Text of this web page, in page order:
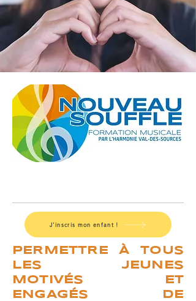
J'inscris mon enfant !
PERMETTRE À TOUS
LES JEUNES
MOTIVÉS ET
ENGAGÉS DE